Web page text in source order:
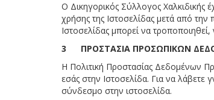
Ο Δικηγορικός Σύλλογος Χαλκιδικής
χρήσης της Ιστοσελίδας μετά από
Ιστοσελίδας μπορεί να
3 ΠΡΟΣΤΑΣΙΑ ΠΡΟΣΩΠΙΚΩΝ
Η Πολιτική Προστασίας Δεδομένων
εσάς στην Ιστοσελίδα. Για να
σύνδεσμο στην ιστοσελίδα.